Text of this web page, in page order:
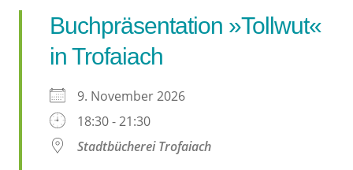
Buchpräsentation »Tollwut«
in Trofaiach
9. November 2026
18:30 - 21:30
Stadtbücherei Trofaiach